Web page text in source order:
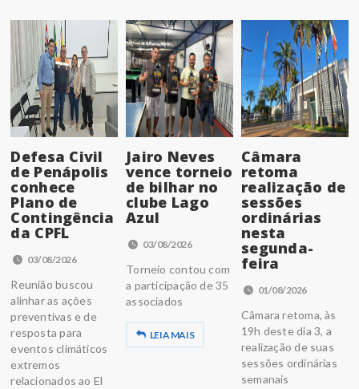
Defesa Civil
de Penápolis
conhece
Plano de
Contingência
da CPFL
03/08/2026
Reunião buscou
alinhar as ações
preventivas e de
resposta para
eventos climáticos
extremos
relacionados ao El
Jairo Neves
vence torneio
de bilhar no
clube Lago
Azul
03/08/2026
Torneio contou com
a participação de 35
associados
LEIA MAIS
Câmara
retoma
realização de
sessões
ordinárias
nesta
segunda-
feira
01/08/2026
Câmara retoma, às
19h deste dia 3, a
realização de suas
sessões ordinárias
semanais